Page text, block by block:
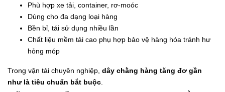
Phù hợp xe tải, container, rơ-moóc
Dùng cho đa dạng loại hàng
Bền bỉ, tái sử dụng nhiều lần
Chất liệu mềm tải cao phụ hợp bảo vệ hàng hóa tránh hư
hỏng móp
Trong vận tải chuyên nghiệp, dây chằng hàng tăng đơ gần
như là tiêu chuẩn bắt buộc